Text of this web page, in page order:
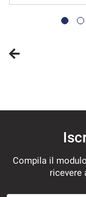
Compila il
ricevere